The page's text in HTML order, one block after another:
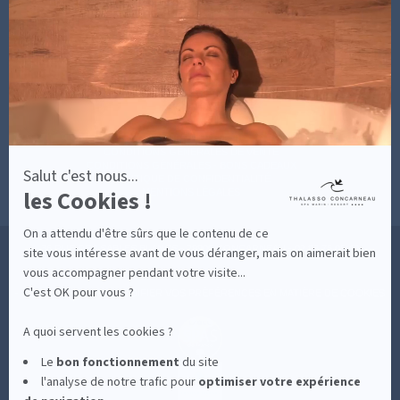
En
Axeptio
Salut c'est nous...
les Cookies !
On a attendu d'être sûrs que le contenu de ce
site vous intéresse avant de vous déranger, mais on aimerait bien
vous accompagner pendant votre visite...
C'est OK pour vous ?
A quoi servent les cookies ?
Le bon fonctionnement du site
l'analyse de notre trafic pour optimiservotre expérience
SOINS AVEC HÉBERGEMENT
DÉCOUVRIR EN IMAGES
NEWSLETTERS
BONNES RAISONS DE VENIR
MON COMPTE
MON PANIER
ACCÈS
CONTACT
MESURES D'HYGIÈNE
POLITIQUE DE CONFIDENTIALITÉ
MENTIONS LÉGALES
36 RUE DES SABLES BLANCS - 29900 CONCARNEAU - 02 98 75 05 40
CLIQUEZ-ICI POUR MODIFIER VOS PRÉFÉRENCES EN MATIÈRE DE COOKIES